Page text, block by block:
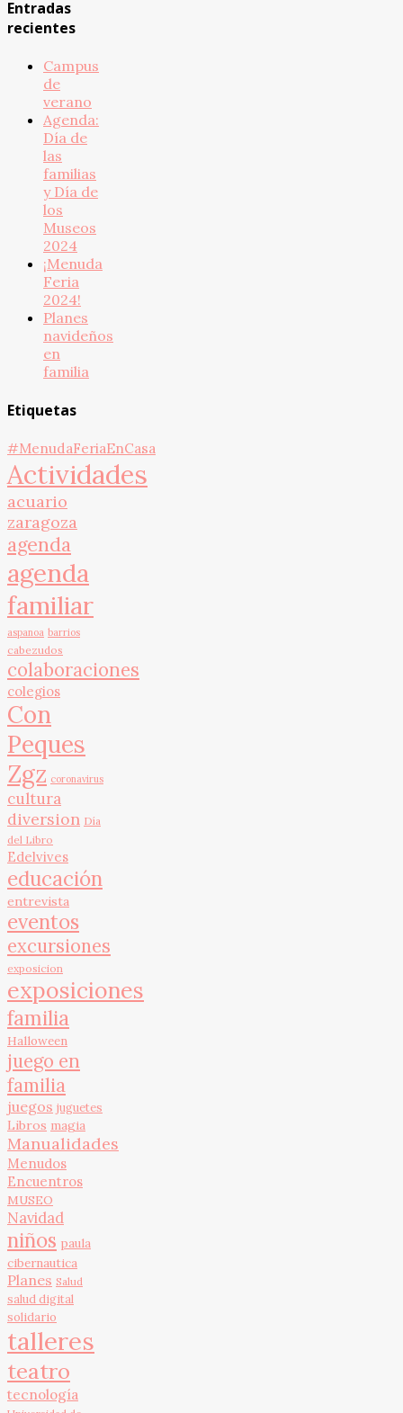
Entradas
recientes
Campus
de
verano
Agenda:
Día de
las
familias
y Día de
los
Museos
2024
¡Menuda
Feria
2024!
Planes
navideños
en
familia
Etiquetas
#MenudaFeriaEnCasa
Actividades
acuario
zaragoza
agenda
agenda
familiar
aspanoa barrios
cabezudos
colaboraciones
colegios
Con
Peques
Zgz coronavirus
cultura
diversion Día
del Libro
Edelvives
educación
entrevista
eventos
excursiones
exposicion
exposiciones
familia
Halloween
juego en
familia
juegos juguetes
Libros magia
Manualidades
Menudos
Encuentros
MUSEO
Navidad
niños paula
cibernautica
Planes Salud
salud digital
solidario
talleres
teatro
tecnología